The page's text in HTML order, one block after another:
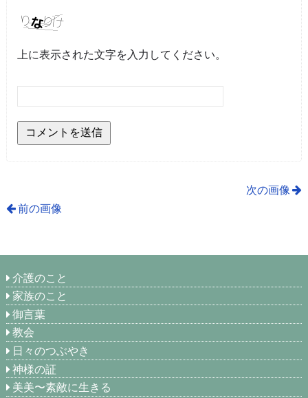
上に表示された文字を入力してください。
次の画像
前の画像
介護のこと
家族のこと
御言葉
教会
日々のつぶやき
神様の証
美美〜素敵に生きる